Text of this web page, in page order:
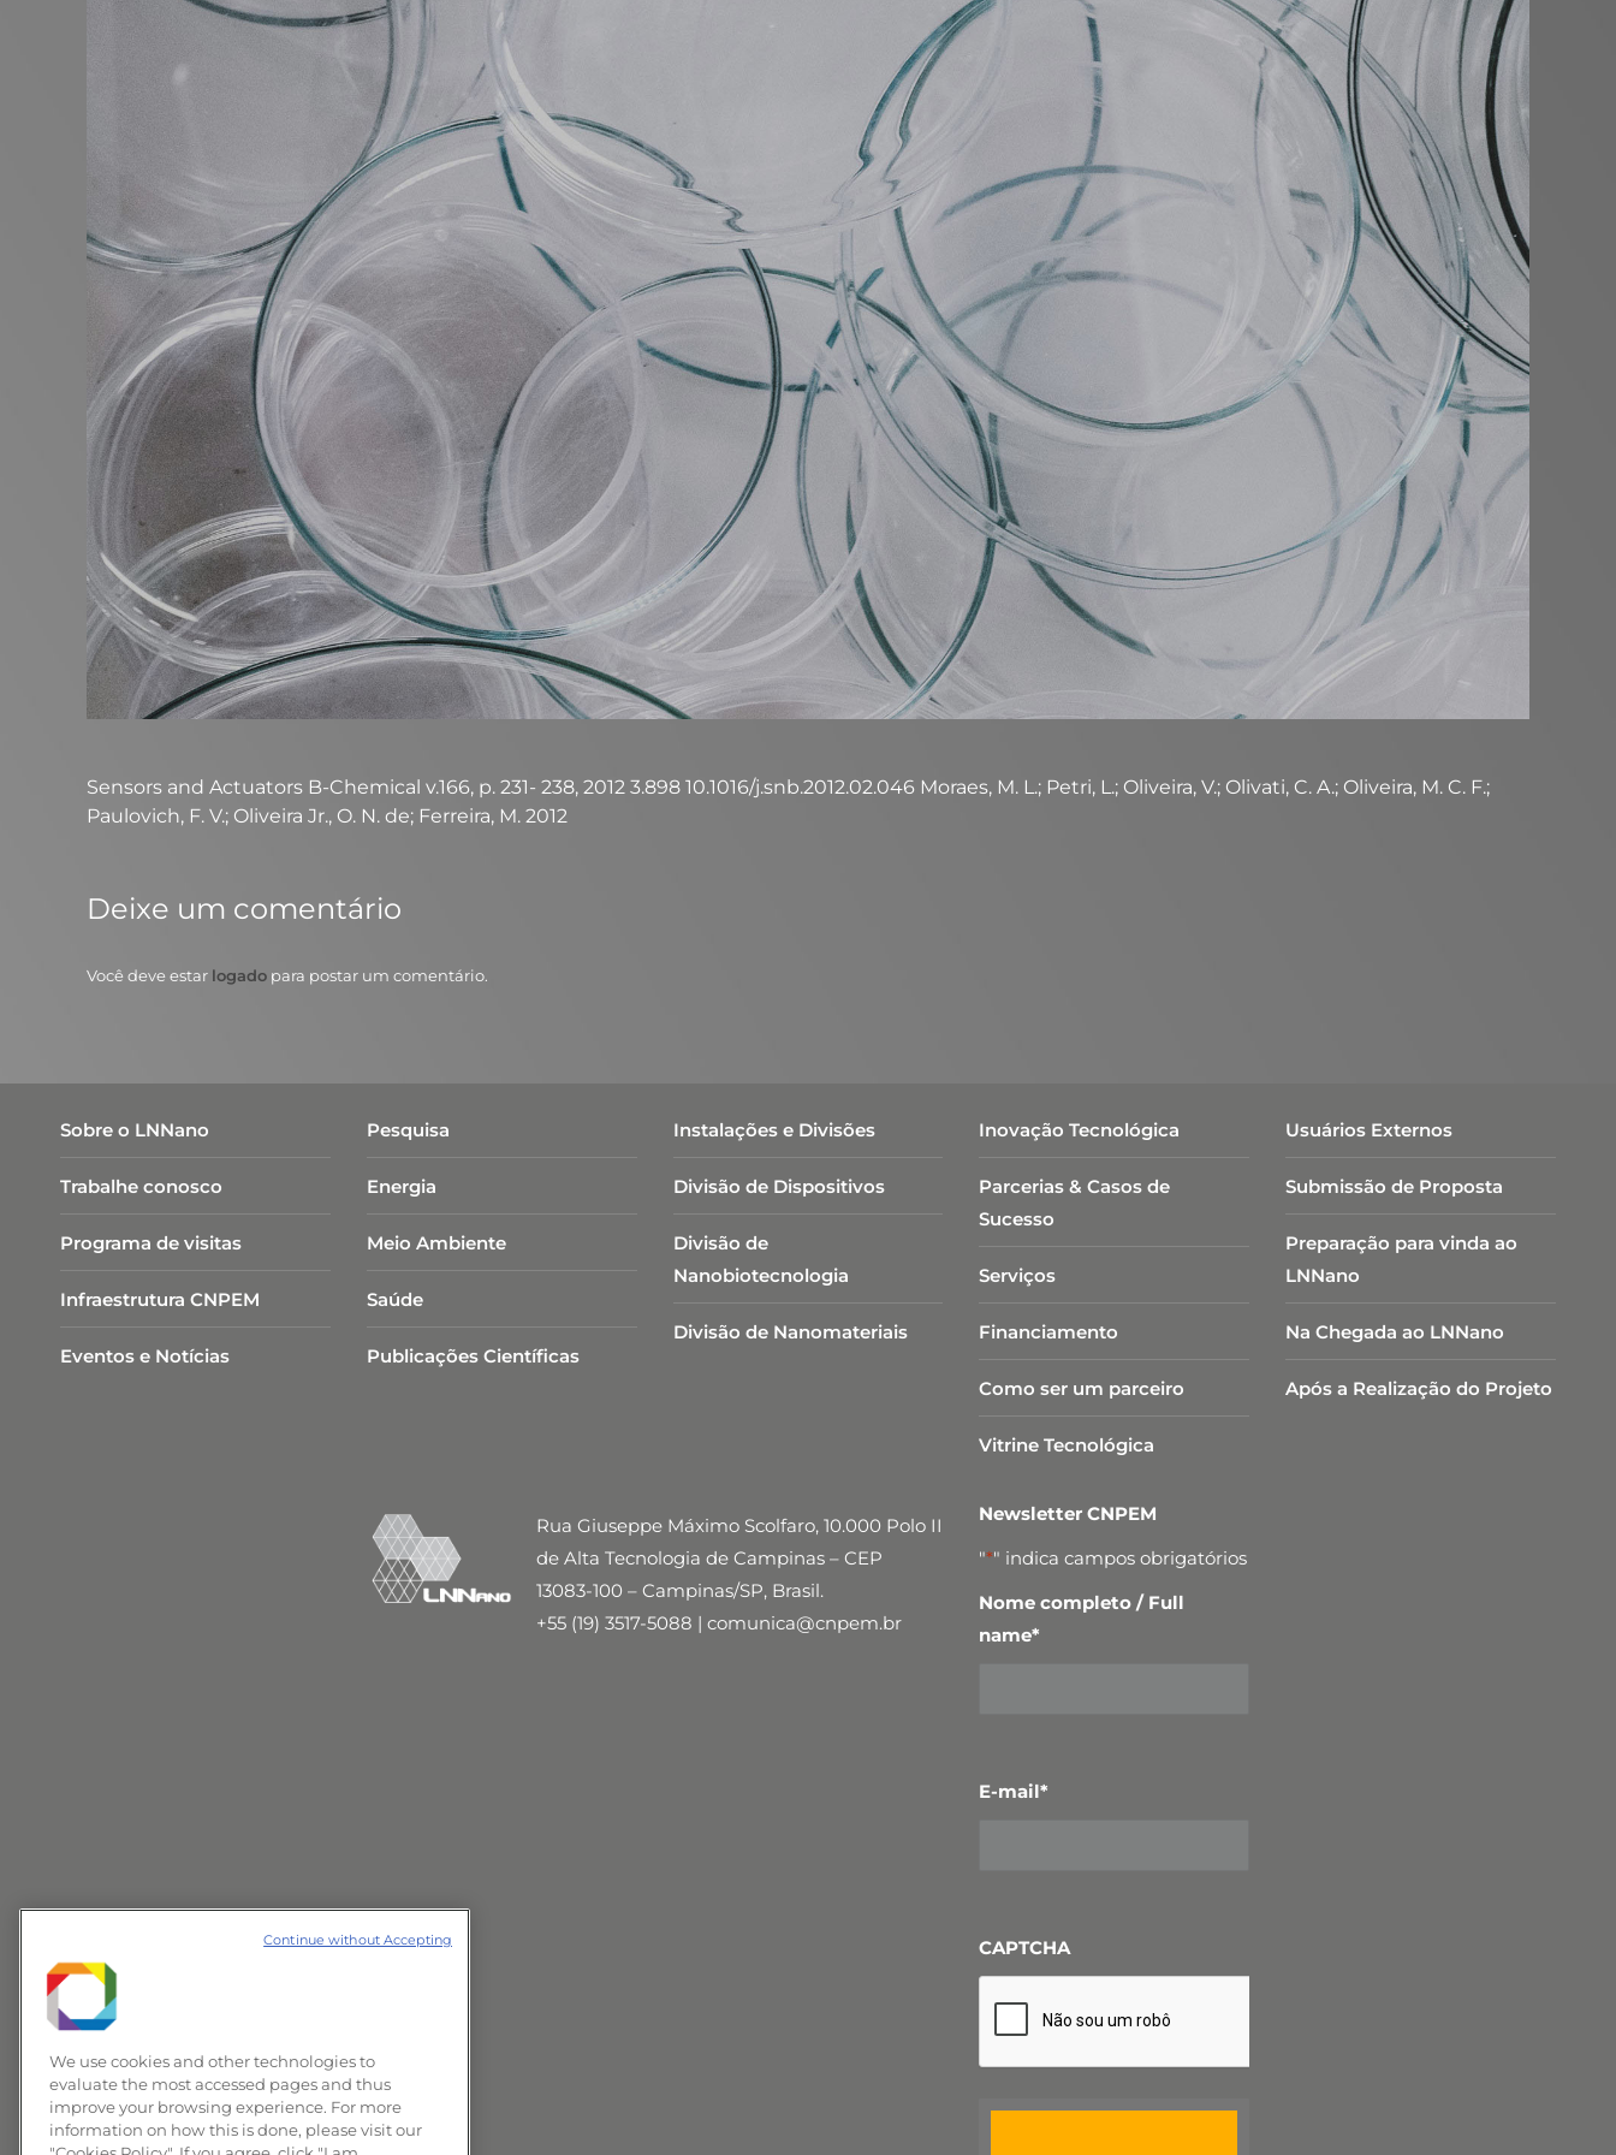
Sensors and Actuators B-Chemical v.166, p. 231- 238, 2012 3.898 10.1016/j.snb.2012.02.046 Moraes, M. L.; Petri, L.; Oliveira, V.; Olivati, C. A.; Oliveira, M. C. F.;
Paulovich, F. V.; Oliveira Jr., O. N. de; Ferreira, M. 2012
Deixe um comentário
Você deve estar logado para postar um comentário.
Sobre o LNNano
Trabalhe conosco
Programa de visitas
Infraestrutura CNPEM
Eventos e Notícias
Pesquisa
Energia
Meio Ambiente
Saúde
Publicações Científicas
Instalações e Divisões
Divisão de Dispositivos
Divisão de
Nanobiotecnologia​
Divisão de Nanomateriais
Inovação Tecnológica
Parcerias & Casos de
Sucesso
Serviços
Financiamento
Como ser um parceiro
Vitrine Tecnológica
Usuários Externos
Submissão de Proposta
Preparação para vinda ao
LNNano
Na Chegada ao LNNano
Após a Realização do Projeto
Rua Giuseppe Máximo Scolfaro, 10.000 Polo II
de Alta Tecnologia de Campinas – CEP
13083-100 – Campinas/SP, Brasil.
+55 (19) 3517-5088 | comunica@cnpem.br
Newsletter CNPEM
"*" indica campos obrigatórios
Nome completo / Full
name*
E-mail*
CAPTCHA
We use cookies and other technologies to
evaluate the most accessed pages and thus
improve your browsing experience. For more
information on how this is done, please visit our
Continue without Accepting